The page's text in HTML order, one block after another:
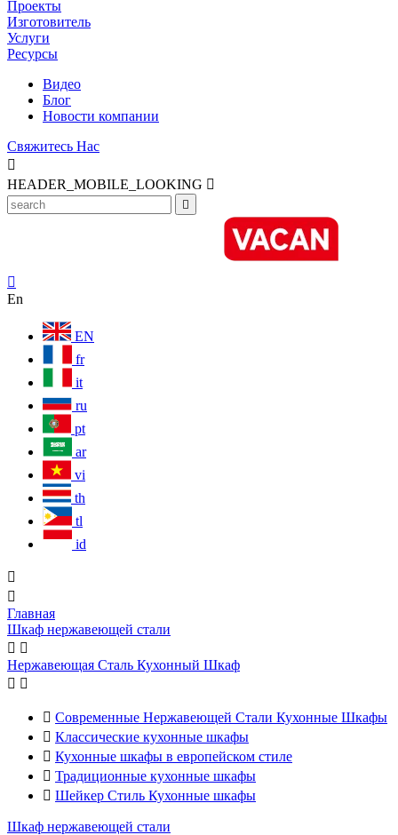
Проекты
Изготовитель
Услуги
Ресурсы
Видео
Блог
Новости компании
Свяжитесь Нас

HEADER_MOBILE_LOOKING 


En
EN
fr
it
ru
pt
ar
vi
th
tl
id


Главная
Шкаф нержавеющей стали
 
Нержавеющая Сталь Кухонный Шкаф
 
 Современные Нержавеющей Стали Кухонные Шкафы
 Классические кухонные шкафы
 Кухонные шкафы в европейском стиле
 Традиционные кухонные шкафы
 Шейкер Стиль Кухонные шкафы
Шкаф нержавеющей стали